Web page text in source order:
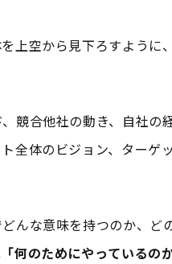
上空から見下ろすように
競合他社の動き、自社の
全体のビジョン、ターゲ
んな意味を持つのか、ど
何のためにやっているの